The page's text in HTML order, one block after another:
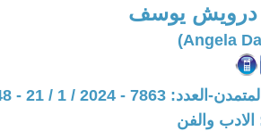
درويش يوسف
7863 - 2024 / 1 / 21 - 02:48
الادب والفن